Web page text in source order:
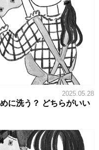
2025.05.28
に洗う？ どちらがいい